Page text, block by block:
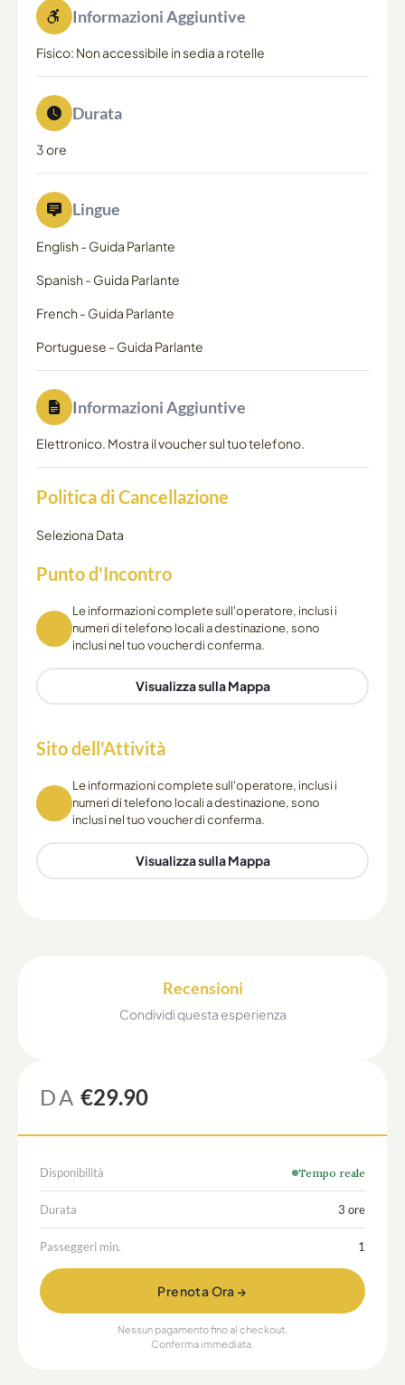
Informazioni Aggiuntive
Fisico: Non accessibile in sedia a rotelle
Durata
3 ore
Lingue
English - Guida Parlante
Spanish - Guida Parlante
French - Guida Parlante
Portuguese - Guida Parlante
Informazioni Aggiuntive
Elettronico. Mostra il voucher sul tuo telefono.
Politica di Cancellazione
Seleziona Data
Punto d'Incontro
Le informazioni complete sull'operatore, inclusi i
numeri di telefono locali a destinazione, sono
inclusi nel tuo voucher di conferma.
Visualizza sulla Mappa
Sito dell'Attività
Le informazioni complete sull'operatore, inclusi i
numeri di telefono locali a destinazione, sono
inclusi nel tuo voucher di conferma.
Visualizza sulla Mappa
Recensioni
Condividi questa esperienza
DA €29.90
Disponibilità Tempo reale
Durata 3 ore
Passeggeri min. 1
Prenota Ora →
Nessun pagamento fino al checkout.
Conferma immediata.